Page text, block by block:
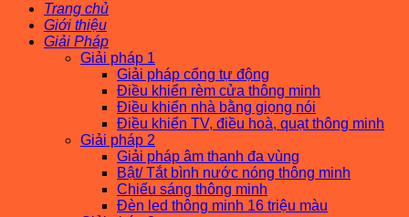
Trang chủ
Giới thiệu
Giải Pháp
Giải pháp 1
Giải pháp cổng tự động
Điều khiển rèm cửa thông minh
Điều khiển nhà bằng giọng nói
Điều khiển TV, điều hoà, quạt thông minh
Giải pháp 2
Giải pháp âm thanh đa vùng
Bật/ Tắt bình nước nóng thông minh
Chiếu sáng thông minh
Đèn led thông minh 16 triệu màu